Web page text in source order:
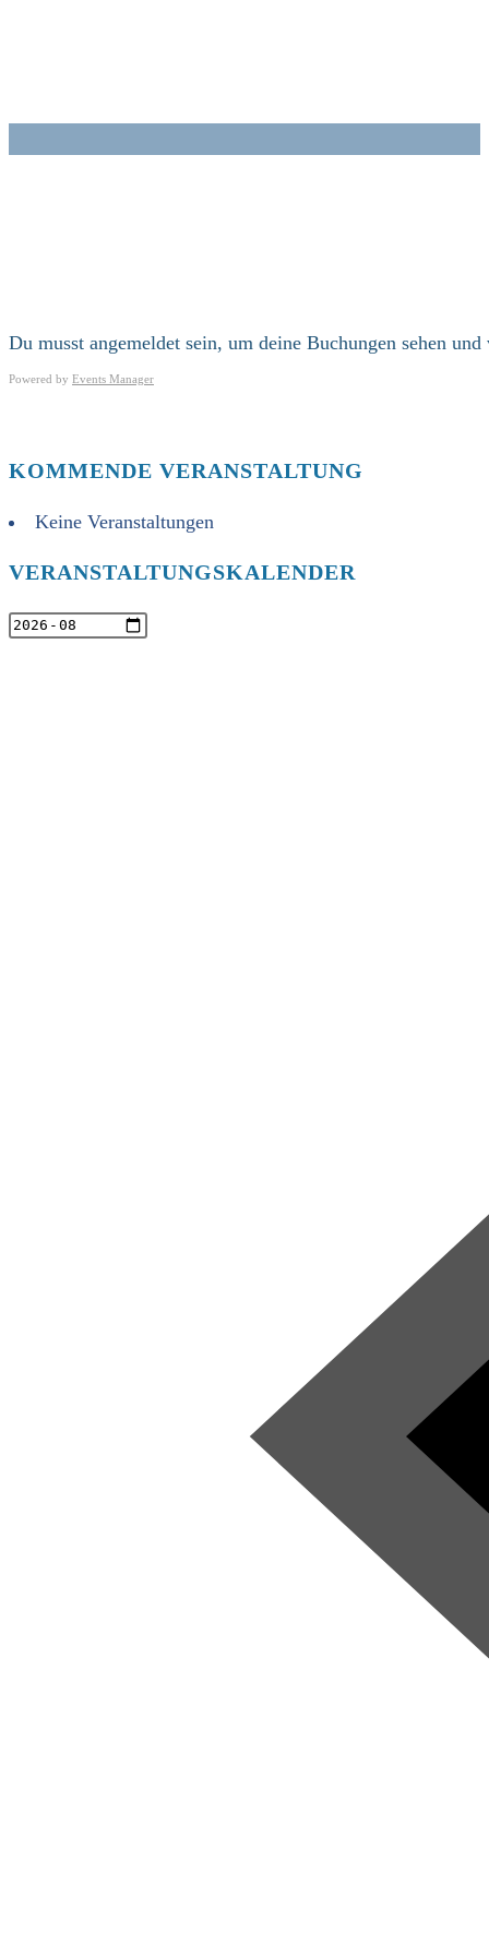
Du musst angemeldet sein, um deine Buchungen sehen
Powered by Events Manager
KOMMENDE VERANSTALTUNG
Keine Veranstaltungen
VERANSTALTUNGSKALENDER